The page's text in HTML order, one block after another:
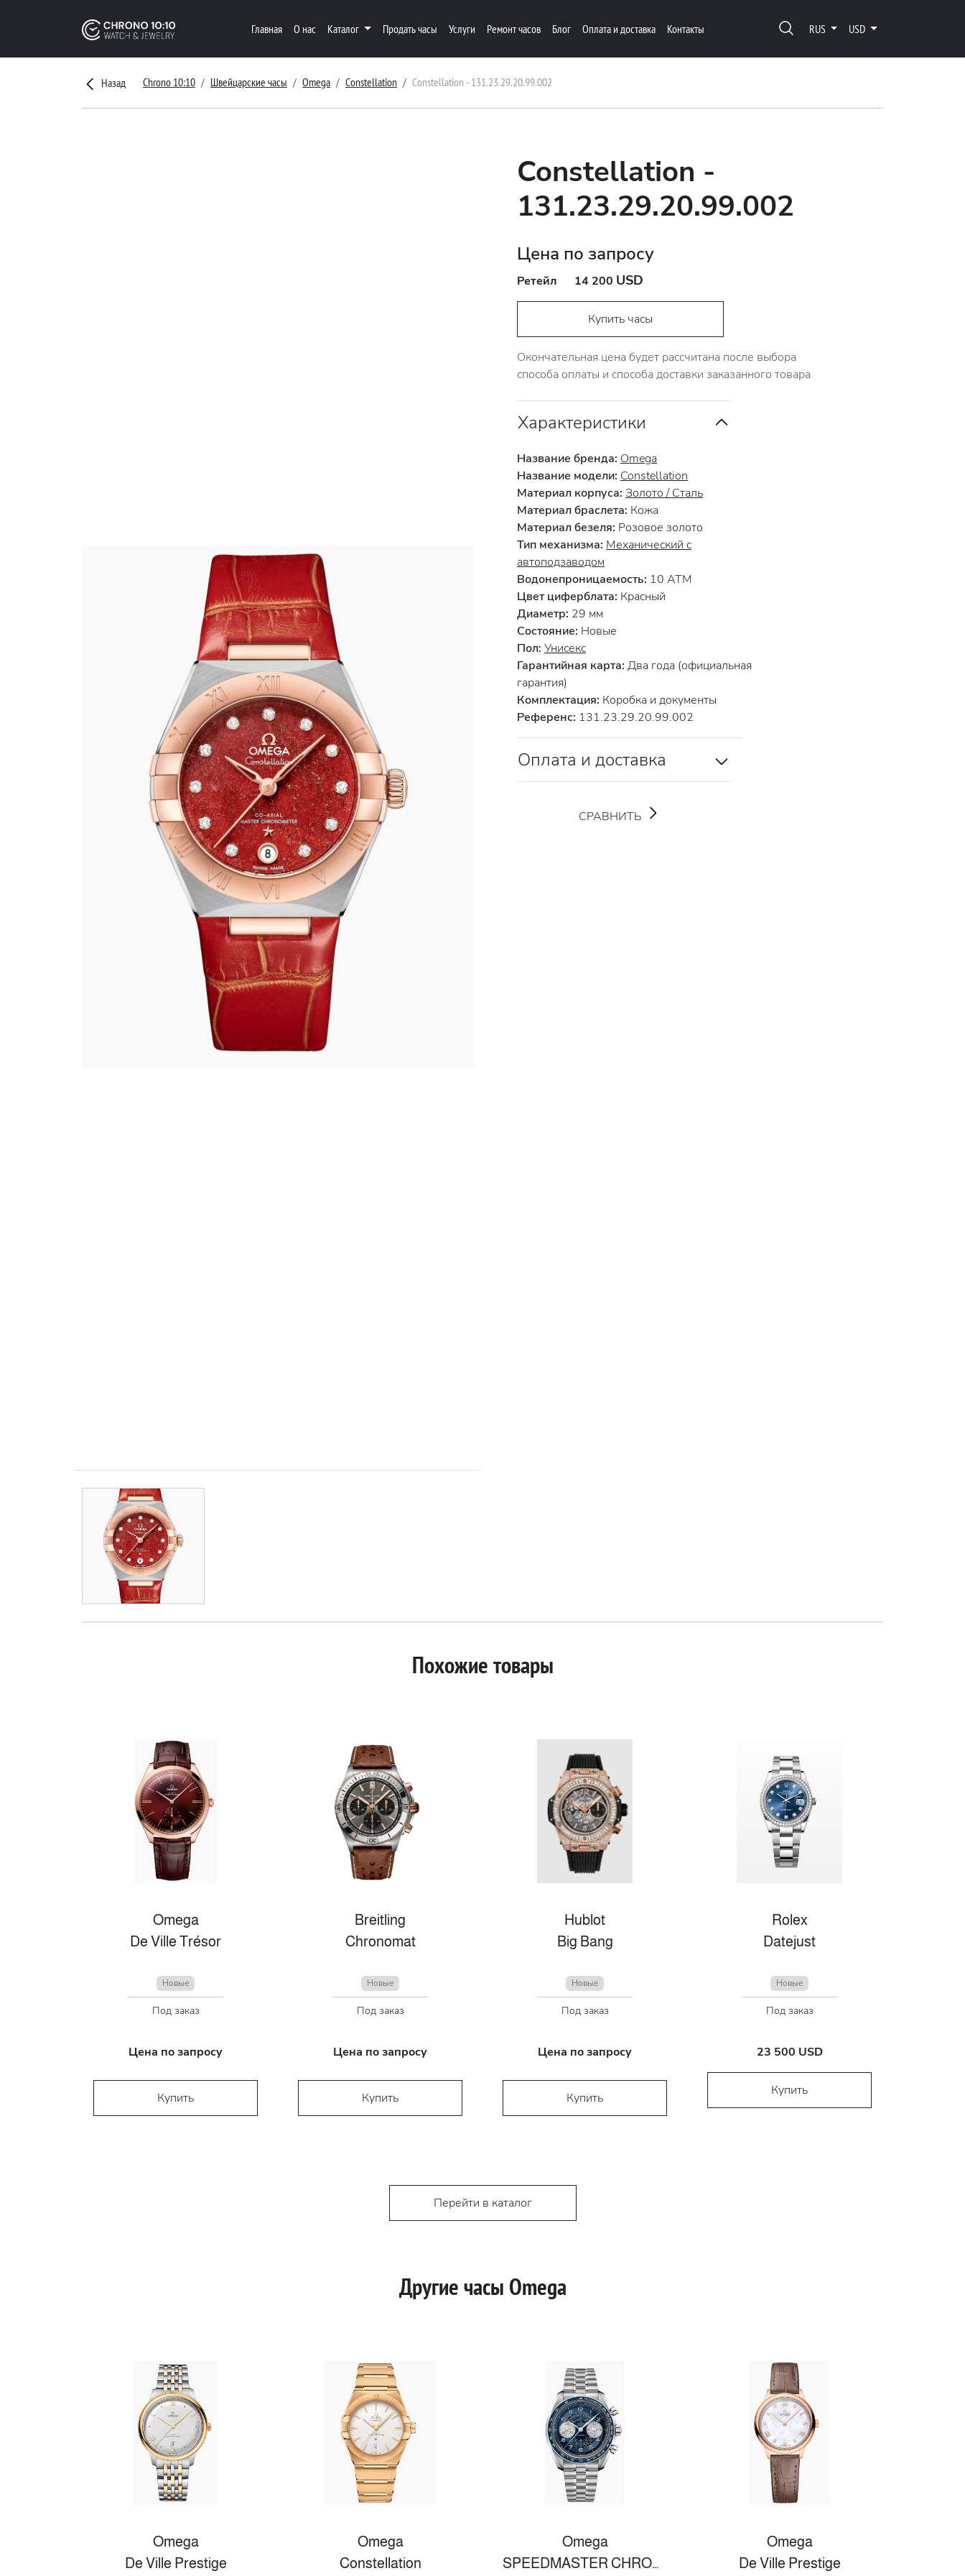
Главная О нас Каталог Продать часы Услуги Ремонт часов Блог Оплата и доставка Контакты RUS USD
Назад Chrono 10:10 Швейцарские часы Omega Constellation Constellation - 131.23.29.20.99.002
Constellation -
131.23.29.20.99.002
Цена по запросу
Ретейл 14 200 USD
Купить часы
Окончательная цена будет рассчитана после выбора
способа оплаты и способа доставки заказанного товара
Характеристики
Название бренда: Omega
Название модели: Constellation
Материал корпуса: Золото / Сталь
Материал браслета: Кожа
Материал безеля: Розовое золото
Тип механизма: Механический с
автоподзаводом
Водонепроницаемость: 10 АТМ
Цвет циферблата: Красный
Диаметр: 29 мм
Состояние: Новые
Пол: Унисекс
Гарантийная карта: Два года (официальная
гарантия)
Комплектация: Коробка и документы
Референс: 131.23.29.20.99.002
Оплата и доставка
СРАВНИТЬ
Похожие товары
Omega
De Ville Trésor
Новые
Под заказ
Цена по запросу
Купить
Breitling
Chronomat
Новые
Под заказ
Цена по запросу
Купить
Hublot
Big Bang
Новые
Под заказ
Цена по запросу
Купить
Rolex
Datejust
Новые
Под заказ
23 500 USD
Купить
Перейти в каталог
Другие часы Omega
Omega
De Ville Prestige
Omega
Constellation
Omega
SPEEDMASTER CHRONOSCOPE 43 MM, STAHL MIT STAHLBAND
Omega
De Ville Prestige